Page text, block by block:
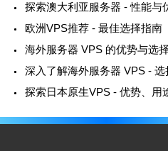
探索澳大利亚服务器 - 性能与
欧洲VPS推荐 - 最佳选择指南
海外服务器 VPS 的优势与选
深入了解海外服务器 VPS -
探索日本原生VPS - 优势、用